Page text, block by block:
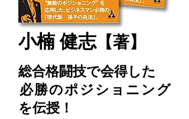
小楠 健志【著】
総合格闘技で会得した
​必勝のポジショニング
を伝授！